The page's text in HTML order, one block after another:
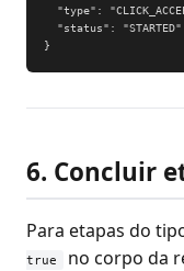
"type":
  "status": "STARTED"
}
6. Concluir
Para etapas do
true
no corpo da